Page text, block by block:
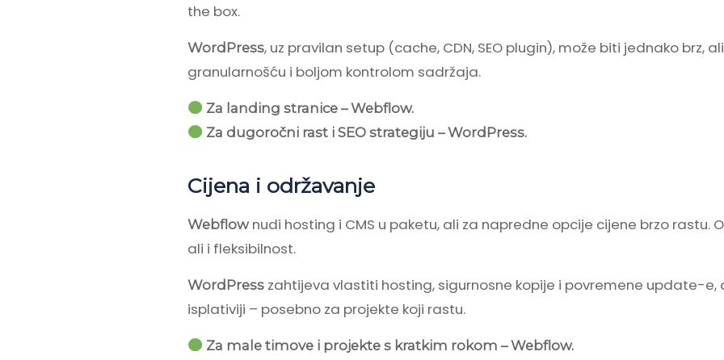
the box.
WordPress, uz pravilan setup (cache, CDN, SEO plugin), može biti jednako brz,
granularnošću i boljom kontrolom sadržaja.
Za landing stranice – Webflow.
Za dugoročni rast i SEO strategiju – WordPress.
Cijena i održavanje
Webflownudi hosting i CMS u paketu, ali za napredne opcije cijene brzo rastu.
ali i fleksibilnost.
WordPress zahtijeva vlastiti hosting, sigurnosne kopije i povremene update-e,
isplativiji – posebno za projekte koji rastu.
Za male timove i projekte s kratkim rokom – Webflow.